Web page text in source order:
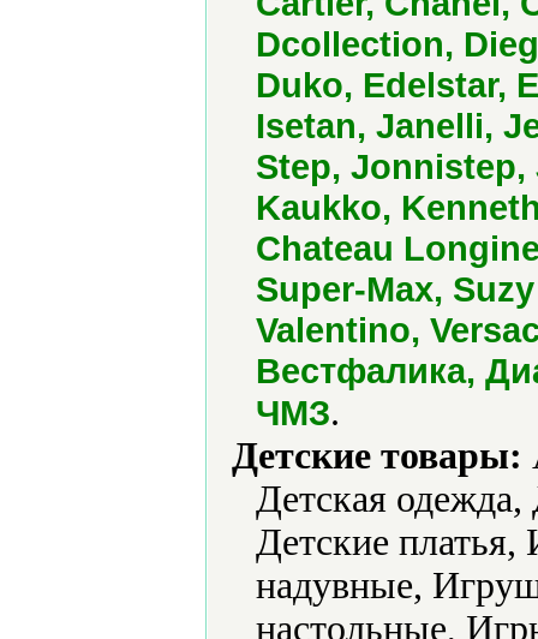
Dcollection,
Duko, Edelstar,
Isetan, Janelli,
Step,
Kaukko,
Chateau
Super-Max,
Valentino,
Вестфалика,
ЧМЗ.
Детские товары:
Детская
Детские
надувные,
настольные,